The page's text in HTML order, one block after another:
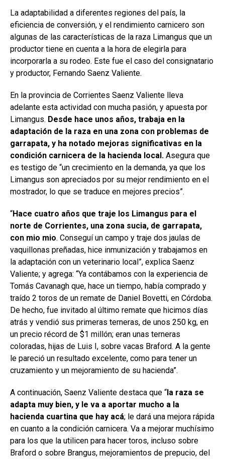
La adaptabilidad a diferentes regiones del país, la
eficiencia de conversión, y el rendimiento carnicero son
algunas de las características de la raza Limangus que un
productor tiene en cuenta a la hora de elegirla para
incorporarla a su rodeo. Este fue el caso del consignatario
y productor, Fernando Saenz Valiente.
En la provincia de Corrientes Saenz Valiente lleva
adelante esta actividad con mucha pasión, y apuesta por
Limangus. Desde hace unos años, trabaja en la
adaptación de la raza en una zona con problemas de
garrapata, y ha notado mejoras significativas en la
condición carnicera de la hacienda local. Asegura que
es testigo de “un crecimiento en la demanda, ya que los
Limangus son apreciados por su mejor rendimiento en el
mostrador, lo que se traduce en mejores precios”.
“Hace cuatro años que traje los Limangus para el
norte de Corrientes, una zona sucia, de garrapata,
con mio mio. Conseguí un campo y traje dos jaulas de
vaquillonas preñadas, hice inmunización y trabajamos en
la adaptación con un veterinario local”, explica Saenz
Valiente; y agrega: “Ya contábamos con la experiencia de
Tomás Cavanagh que, hace un tiempo, había comprado y
traído 2 toros de un remate de Daniel Bovetti, en Córdoba.
De hecho, fue invitado al último remate que hicimos días
atrás y vendió sus primeras terneras, de unos 250 kg, en
un precio récord de $1 millón; eran unas terneras
coloradas, hijas de Luis I, sobre vacas Braford. A la gente
le pareció un resultado excelente, como para tener un
cruzamiento y un mejoramiento de su hacienda”.
A continuación, Saenz Valiente destaca que “la raza se
adapta muy bien, y le va a aportar mucho a la
hacienda cuartina que hay acá; le dará una mejora rápida
en cuanto a la condición carnicera. Va a mejorar muchísimo
para los que la utilicen para hacer toros, incluso sobre
Braford o sobre Brangus, mejoramientos de prepucio, del